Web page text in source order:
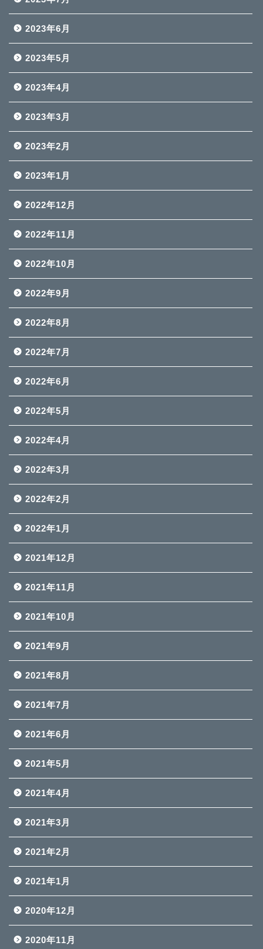
2023年6月
2023年5月
2023年4月
2023年3月
2023年2月
2023年1月
2022年12月
2022年11月
2022年10月
2022年9月
2022年8月
2022年7月
2022年6月
2022年5月
2022年4月
2022年3月
2022年2月
2022年1月
2021年12月
2021年11月
2021年10月
2021年9月
2021年8月
2021年7月
2021年6月
2021年5月
2021年4月
2021年3月
2021年2月
2021年1月
2020年12月
2020年11月